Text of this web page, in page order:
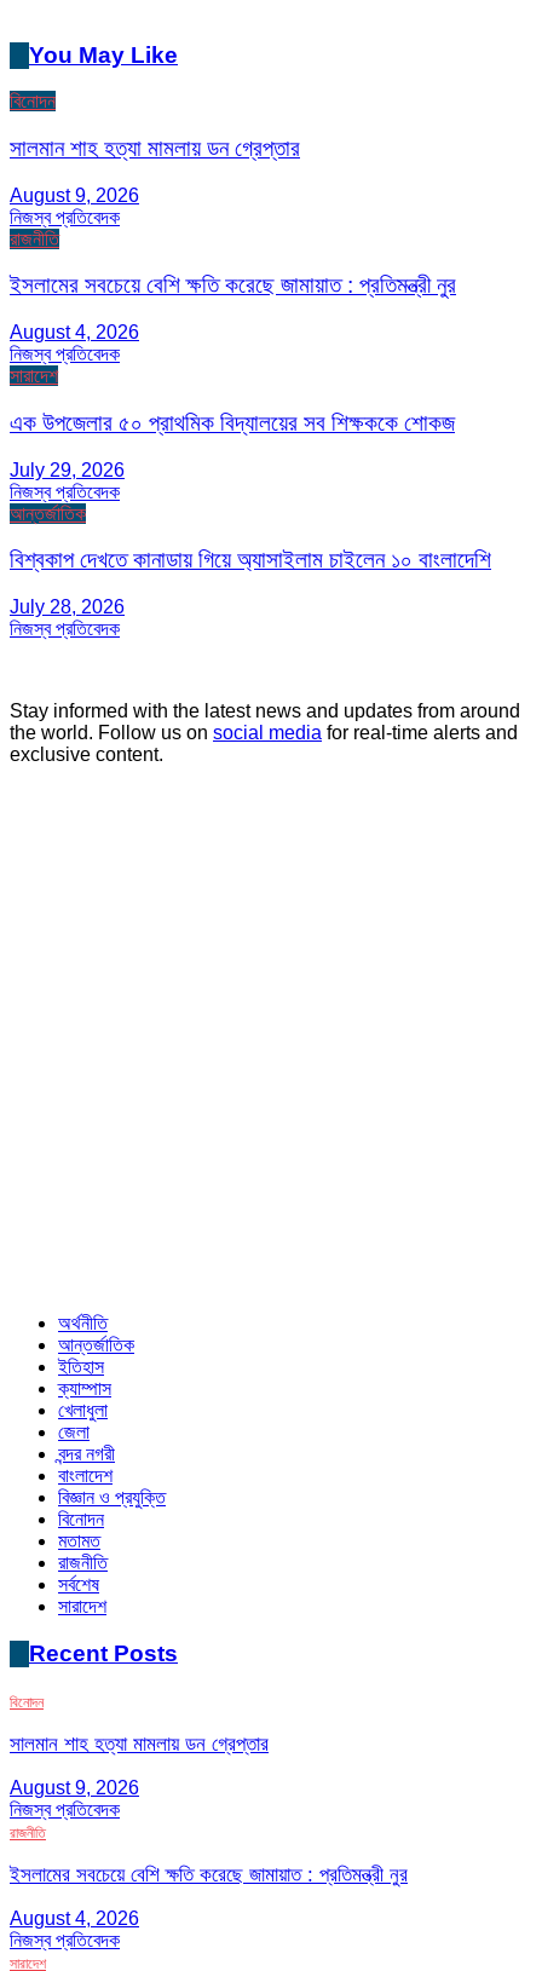
You May Like
বিনোদন
সালমান শাহ হত্যা মামলায় ডন গ্রেপ্তার
August 9, 2026
নিজস্ব প্রতিবেদক
রাজনীতি
ইসলামের সবচেয়ে বেশি ক্ষতি করেছে জামায়াত : প্রতিমন্ত্রী নুর
August 4, 2026
নিজস্ব প্রতিবেদক
সারাদেশ
এক উপজেলার ৫০ প্রাথমিক বিদ্যালয়ের সব শিক্ষককে শোকজ
July 29, 2026
নিজস্ব প্রতিবেদক
আন্তর্জাতিক
বিশ্বকাপ দেখতে কানাডায় গিয়ে অ্যাসাইলাম চাইলেন ১০ বাংলাদেশি
July 28, 2026
নিজস্ব প্রতিবেদক
Stay informed with the latest news and updates from around
the world. Follow us on social media for real-time alerts and
exclusive content.
অর্থনীতি
আন্তর্জাতিক
ইতিহাস
ক্যাম্পাস
খেলাধুলা
জেলা
বন্দর নগরী
বাংলাদেশ
বিজ্ঞান ও প্রযুক্তি
বিনোদন
মতামত
রাজনীতি
সর্বশেষ
সারাদেশ
Recent Posts
বিনোদন
সালমান শাহ হত্যা মামলায় ডন গ্রেপ্তার
August 9, 2026
নিজস্ব প্রতিবেদক
রাজনীতি
ইসলামের সবচেয়ে বেশি ক্ষতি করেছে জামায়াত : প্রতিমন্ত্রী নুর
August 4, 2026
নিজস্ব প্রতিবেদক
সারাদেশ